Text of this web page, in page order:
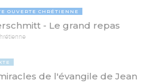
OUVERTE CHRÉTIENNE
- Le grand repas
de l'évangile de Jean